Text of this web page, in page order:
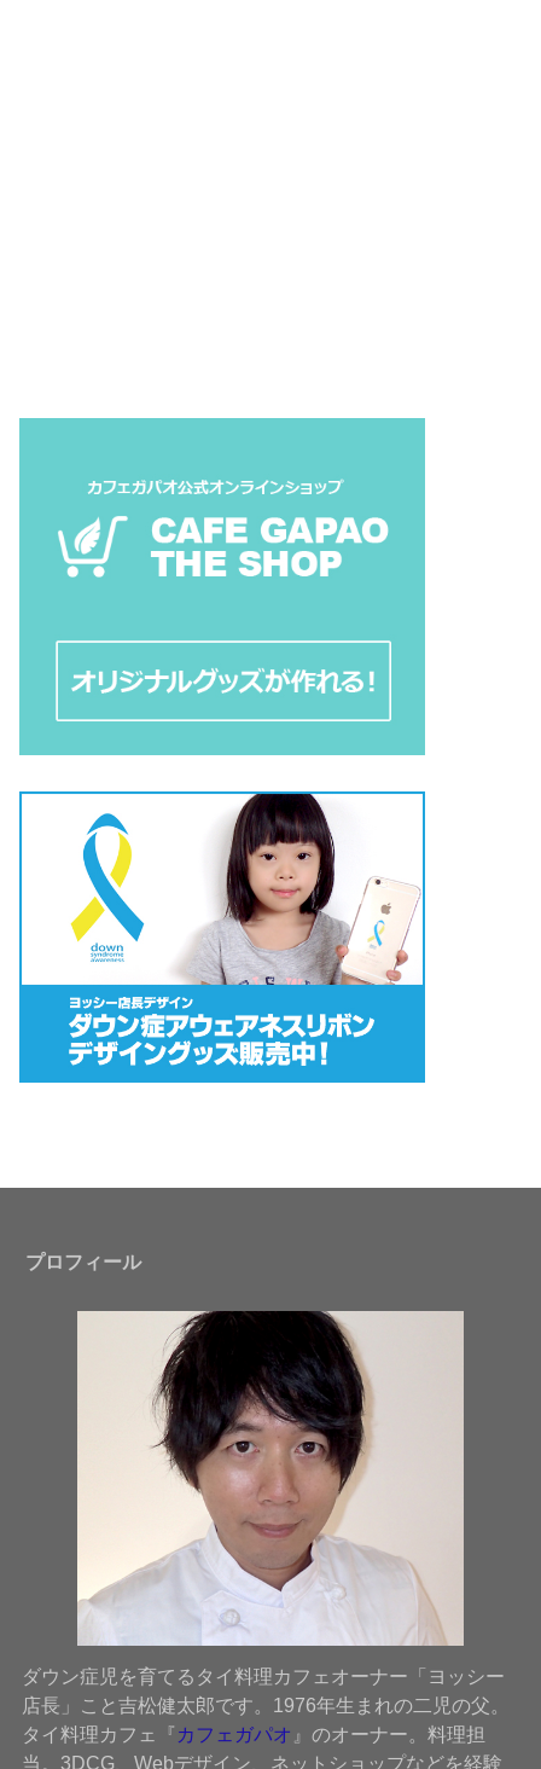
プロフィール
ダウン症児を育てるタイ料理カフェオーナー「ヨッシー
店長」こと吉松健太郎です。1976年生まれの二児の父。
タイ料理カフェ『 カフェガパオ 』のオーナー。料理担
当。3DCG、Webデザイン、ネットショップなどを経験